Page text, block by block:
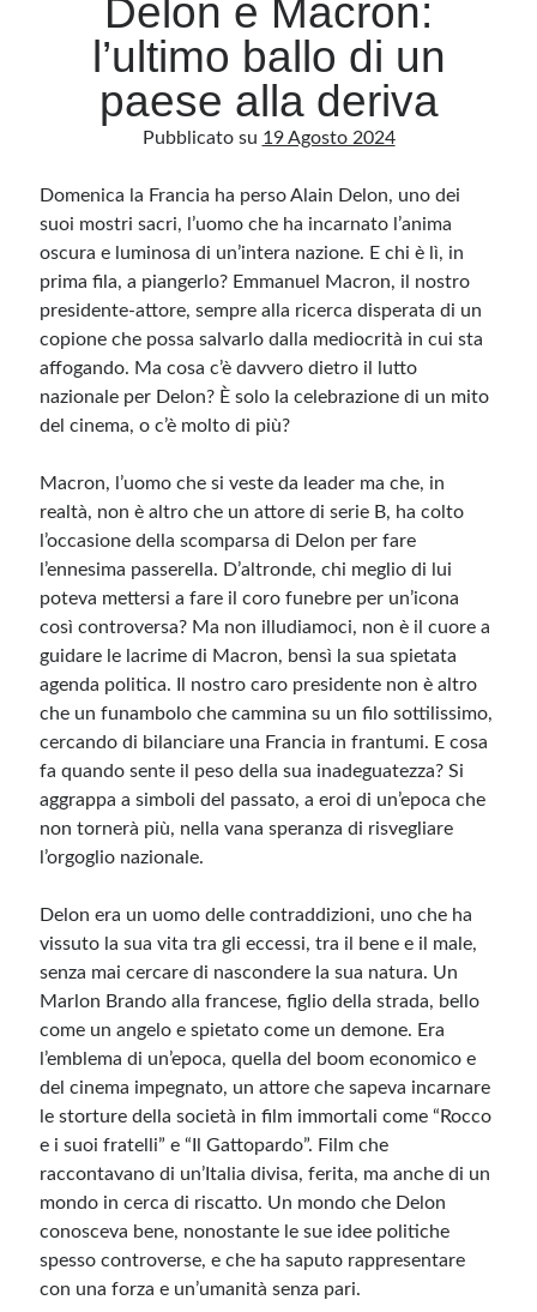
Archivio
Categorie
Categorie
Questo blog non rappresenta una testata giornalistica, in quanto viene aggiornato
senza alcuna periodicità. Non può pertanto considerarsi un prodotto editoriale ai
sensi della legge n· 62 del 7.03.2001. L’autore non è responsabile di quanto
pubblicato dai lettori nei commenti ai vari post. Saranno comunque cancellati quelli
ritenuti offensivi o lesivi dell’immagine o dell’onorabilità di terzi, di genere spam,
razzisti o che contengano dati personali non conformi al rispetto delle norme sulla
privacy. Alcune immagini inserite in questo blog sono tratte da Internet e, pertanto,
immediatamente rimosse. L’autore del blog non è responsabile dei siti collegati
Meta
Feed dei contenuti
Feed dei commenti
Delon e Macron:
l’ultimo ballo di un
paese alla deriva
Pubblicato su 19 Agosto 2024
Domenica la Francia ha perso Alain Delon, uno dei
suoi mostri sacri, l’uomo che ha incarnato l’anima
oscura e luminosa di un’intera nazione. E chi è lì, in
prima fila, a piangerlo? Emmanuel Macron, il nostro
presidente-attore, sempre alla ricerca disperata di un
copione che possa salvarlo dalla mediocrità in cui sta
affogando. Ma cosa c’è davvero dietro il lutto
nazionale per Delon? È solo la celebrazione di un mito
del cinema, o c’è molto di più?
Macron, l’uomo che si veste da leader ma che, in
realtà, non è altro che un attore di serie B, ha colto
l’occasione della scomparsa di Delon per fare
l’ennesima passerella. D’altronde, chi meglio di lui
poteva mettersi a fare il coro funebre per un’icona
così controversa? Ma non illudiamoci, non è il cuore a
guidare le lacrime di Macron, bensì la sua spietata
agenda politica. Il nostro caro presidente non è altro
che un funambolo che cammina su un filo sottilissimo,
cercando di bilanciare una Francia in frantumi. E cosa
fa quando sente il peso della sua inadeguatezza? Si
aggrappa a simboli del passato, a eroi di un’epoca che
non tornerà più, nella vana speranza di risvegliare
l’orgoglio nazionale.
Delon era un uomo delle contraddizioni, uno che ha
vissuto la sua vita tra gli eccessi, tra il bene e il male,
senza mai cercare di nascondere la sua natura. Un
Marlon Brando alla francese, figlio della strada, bello
come un angelo e spietato come un demone. Era
l’emblema di un’epoca, quella del boom economico e
del cinema impegnato, un attore che sapeva incarnare
le storture della società in film immortali come “Rocco
e i suoi fratelli” e “Il Gattopardo”. Film che
raccontavano di un’Italia divisa, ferita, ma anche di un
mondo in cerca di riscatto. Un mondo che Delon
conosceva bene, nonostante le sue idee politiche
spesso controverse, e che ha saputo rappresentare
con una forza e un’umanità senza pari.